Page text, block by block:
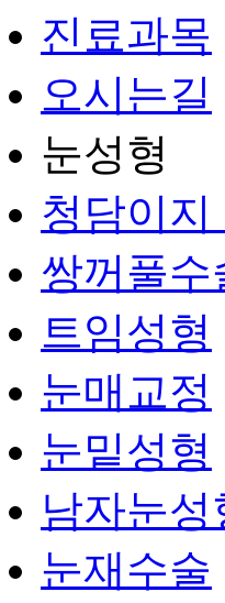
진료과목
오시는길
눈성형
청담이지
쌍꺼풀수
트임성형
눈매교정
눈밑성형
남자눈성
눈재수술